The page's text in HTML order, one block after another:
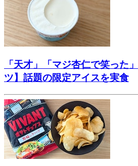
「天才」「マジ杏仁で笑った
ツ】話題の限定アイスを実食